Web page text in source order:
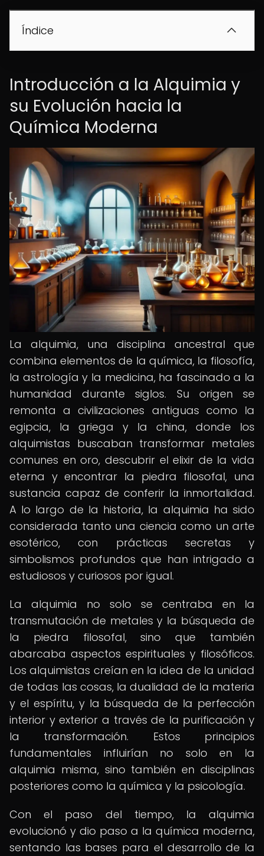
Índice
Introducción a la Alquimia y
su Evolución hacia la
Química Moderna
La alquimia, una disciplina ancestral que
combina elementos de la química, la filosofía,
la astrología y la medicina, ha fascinado a la
humanidad durante siglos. Su origen se
remonta a civilizaciones antiguas como la
egipcia, la griega y la china, donde los
alquimistas buscaban transformar metales
comunes en oro, descubrir el elixir de la vida
eterna y encontrar la piedra filosofal, una
sustancia capaz de conferir la inmortalidad.
A lo largo de la historia, la alquimia ha sido
considerada tanto una ciencia como un arte
esotérico, con prácticas secretas y
simbolismos profundos que han intrigado a
estudiosos y curiosos por igual.
La alquimia no solo se centraba en la
transmutación de metales y la búsqueda de
la piedra filosofal, sino que también
abarcaba aspectos espirituales y filosóficos.
Los alquimistas creían en la idea de la unidad
de todas las cosas, la dualidad de la materia
y el espíritu, y la búsqueda de la perfección
interior y exterior a través de la purificación y
la transformación. Estos principios
fundamentales influirían no solo en la
alquimia misma, sino también en disciplinas
posteriores como la química y la psicología.
Con el paso del tiempo, la alquimia
evolucionó y dio paso a la química moderna,
sentando las bases para el desarrollo de la